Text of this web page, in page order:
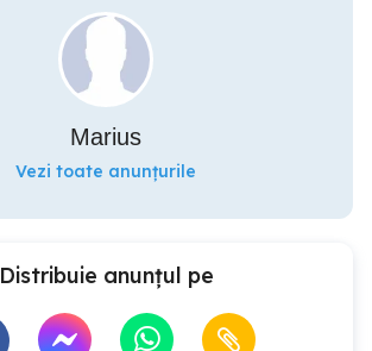
Marius
Vezi toate anunțurile
Distribuie anunțul pe